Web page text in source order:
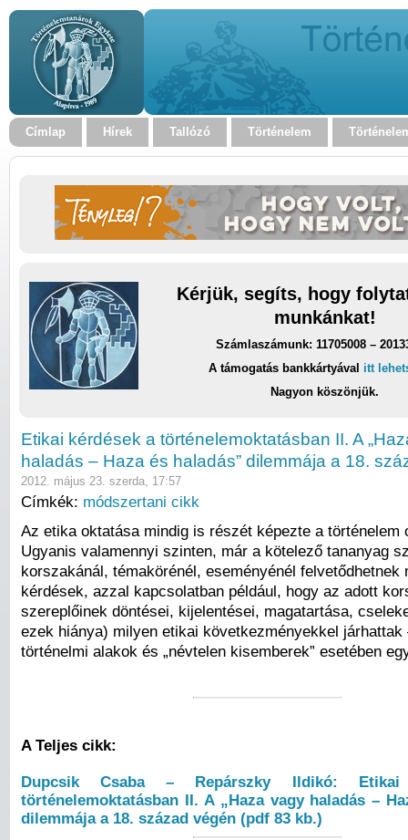
Címlap Hírek Tallózó Történelem
Kérjük, segíts, hogy
munkánkat!
Számlaszámunk: 11705008 –
A támogatás bankkártyával itt
Nagyon köszönjük.
Etikai kérdések a történelemoktatásban II. A
haladás – Haza és haladás” dilemmája a 18.
2012. május 23. szerda, 17:57
Címkék: módszertani cikk
Az etika oktatása mindig is részét képezte a történelem
Ugyanis valamennyi szinten, már a kötelező tananyag
korszakánál, témakörénél, eseményénél felvetődhetnek
kérdések, azzal kapcsolatban például, hogy az adott
szereplőinek döntései, kijelentései, magatartása,
ezek hiánya) milyen etikai következményekkel járhattak
történelmi alakok és „névtelen kisemberek” esetében
A Teljes cikk:
Dupcsik Csaba – Repárszky Ildikó:
történelemoktatásban II. A „Haza vagy haladás –
dilemmája a 18. század végén (pdf 83 kb.)